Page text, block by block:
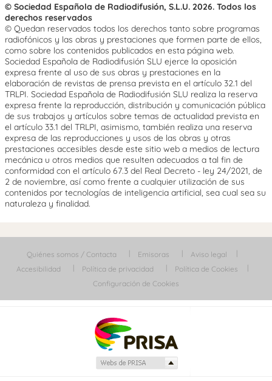
© Sociedad Española de Radiodifusión, S.L.U. 2026. Todos los
derechos reservados
© Quedan reservados todos los derechos tanto sobre programas
radiofónicos y las obras y prestaciones que formen parte de ellos,
como sobre los contenidos publicados en esta página web.
Sociedad Española de Radiodifusión SLU ejerce la oposición
expresa frente al uso de sus obras y prestaciones en la
elaboración de revistas de prensa prevista en el artículo 32.1 del
TRLPI. Sociedad Española de Radiodifusión SLU realiza la reserva
expresa frente la reproducción, distribución y comunicación pública
de sus trabajos y artículos sobre temas de actualidad prevista en
el artículo 33.1 del TRLPI, asimismo, también realiza una reserva
expresa de las reproducciones y usos de las obras y otras
prestaciones accesibles desde este sitio web a medios de lectura
mecánica u otros medios que resulten adecuados a tal fin de
conformidad con el artículo 67.3 del Real Decreto - ley 24/2021, de
2 de noviembre, así como frente a cualquier utilización de sus
contenidos por tecnologías de inteligencia artificial, sea cual sea su
naturaleza y finalidad.
Quiénes somos / Contacta Emisoras
Aviso legal
Accesibilidad
Política de privacidad
Política de Cookies
Configuración de Cookies